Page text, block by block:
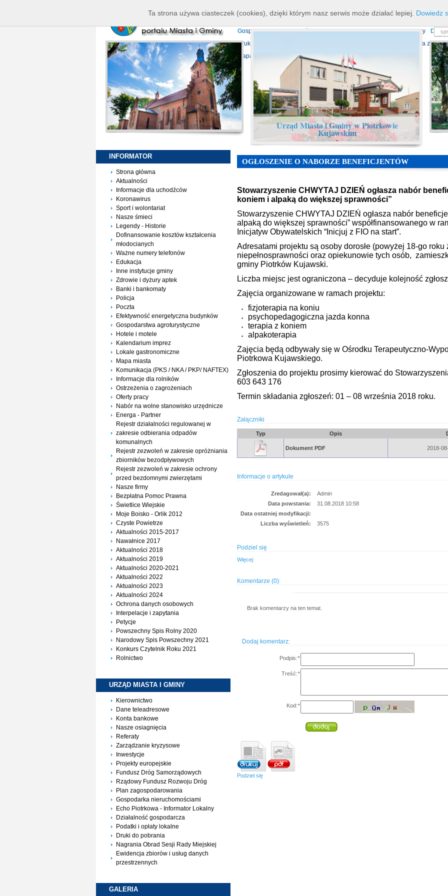
P
rojekty europejskie undusz Dróg Samorządowych ządowy Fundusz
Gospodarka nieruchomościami Echo Piotrkowa - Informator Lokalny D
D ruki do pobrania
widencja
Mapa serwisu
Urząd Miasta i Gminy w Piotrkowie
Kujawskim
-
INFORMATOR
Strona główna
Aktualności
Informacje dla uchodźców
Koronawirus
Sport i wolontariat
Nasze śmieci
Legendy - Historie
Dofinansowanie kosztów kształcenia
młodocianych
Ważne numery telefonów
Edukacja
Inne instytucje gminy
Zdrowie i dyżury aptek
Banki i bankomaty
Policja
Poczta
Efektywność energetyczna budynków
Gospodarstwa agroturystyczne
Hotele i motele
Kalendarium imprez
Lokale gastronomiczne
Mapa miasta
Komunikacja (PKS / NKA / PKP/ NAFTEX)
Informacje dla rolników
Ostrzeżenia o zagrożeniach
Oferty pracy
Nabór na wolne stanowisko urzędnicze
Energa - Partner
Rejestr działalności regulowanej w
zakresie odbierania odpadów
komunalnych
Rejestr zezwoleń w zakresie opróżniania
zbiorników bezodpływowych
Rejestr zezwoleń w zakresie ochrony
przed bezdomnymi zwierzętami
Nasze firmy
Bezpłatna Pomoc Prawna
Świetlice Wiejskie
Moje Boisko - Orlik 2012
Czyste Powietrze
Aktualności 2015-2017
Nawałnice 2017
Aktualności 2018
Aktualności 2019
Aktualności 2020-2021
Aktualności 2022
Aktualności 2023
Aktualności 2024
Ochrona danych osobowych
Interpelacje i zapytania
Petycje
Powszechny Spis Rolny 2020
Narodowy Spis Powszechny 2021
Konkurs Czytelnik Roku 2021
Rolnictwo
URZĄD MIASTA I GMINY
Kierownictwo
Dane teleadresowe
Konta bankowe
Nasze osiagnięcia
Referaty
Zarządzanie kryzysowe
Inwestycje
Projekty europejskie
Fundusz Dróg Samorządowych
Rządowy Fundusz Rozwoju Dróg
Plan zagospodarowania
Gospodarka nieruchomościami
Echo Piotrkowa - Informator Lokalny
Działalność gospodarcza
Podatki i opłaty lokalne
Druki do pobrania
Nagrania Obrad Sesji Rady Miejskiej
Ewidencja zbiorów i usług danych
przestrzennych
GALERIA
OGŁOSZENIE O NABORZE BENEFICJENTÓW
Stowarzyszenie CHWYTAJ DZIEŃ ogłasza nabór
koniem i alpaką do większej sprawności”
Stowarzyszenie CHWYTAJ DZIEŃ ogłasza nabór
alpaką do większej sprawności” współfinansowanego w
Inicjatyw Obywatelskich “Inicjuj z FIO na start”.
Adresatami projektu są osoby dorosłe (powyżej 18-go
niepełnosprawności oraz opiekunowie tych osób,
gminy Piotrków Kujawski.
Liczba miejsc jest ograniczona – decyduje kolejność
Zajęcia organizowane w ramach projektu:
fizjoterapia na koniu
psychopedagogiczna jazda konna
terapia z koniem
alpakoterapia
Zajęcia będą odbywały się w Ośrodku Terapeutyczno-
Piotrkowa Kujawskiego.
Zgłoszenia do projektu prosimy kierować do
603 643 176
Termin składania zgłoszeń: 01 – 08 września 2018 roku.
Załączniki
Typ Opis
Dokument PDF 2018-
Informacje o artykule
Zredagował(a):
Admin
Data powstania:
31.08.2018 10:58
Data ostatniej modyfikacji:
Liczba wyświetleń:
3575
Podziel się
Więcej
Komentarze (0):
Brak komentarzy na ten temat.
Dodaj komentarz:
Podpis:*
Treść:*
Kod:*
Podziel się
Ta strona używa ciasteczek (cookies), dzięki którym nasz serwis może działać lepiej. Dowiedz